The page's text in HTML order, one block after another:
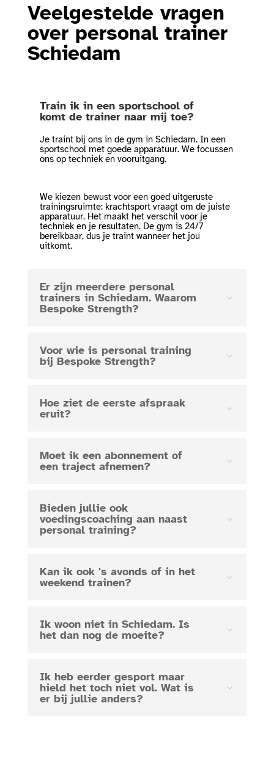
Veelgestelde vragen
over personal trainer
Schiedam
Train ik in een sportschool of
komt de trainer naar mij toe?
Je traint bij ons in de gym in Schiedam. In een
sportschool met goede apparatuur. We focussen
ons op techniek en vooruitgang.
We kiezen bewust voor een goed uitgeruste
trainingsruimte: krachtsport vraagt om de juiste
apparatuur. Het maakt het verschil voor je
techniek en je resultaten. De gym is 24/7
bereikbaar, dus je traint wanneer het jou
uitkomt.
Er zijn meerdere personal
trainers in Schiedam. Waarom
Bespoke Strength?
Voor wie is personal training
bij Bespoke Strength?
Hoe ziet de eerste afspraak
eruit?
Moet ik een abonnement of
een traject afnemen?
Bieden jullie ook
voedingscoaching aan naast
personal training?
Kan ik ook 's avonds of in het
weekend trainen?
Ik woon niet in Schiedam. Is
het dan nog de moeite?
Ik heb eerder gesport maar
hield het toch niet vol. Wat is
er bij jullie anders?